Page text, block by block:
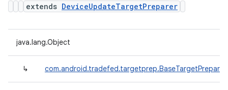
extends DeviceUpdateTargetPreparer
java.lang.Object
↳ com.android.tradefed.targetprep.BaseTargetPreparer